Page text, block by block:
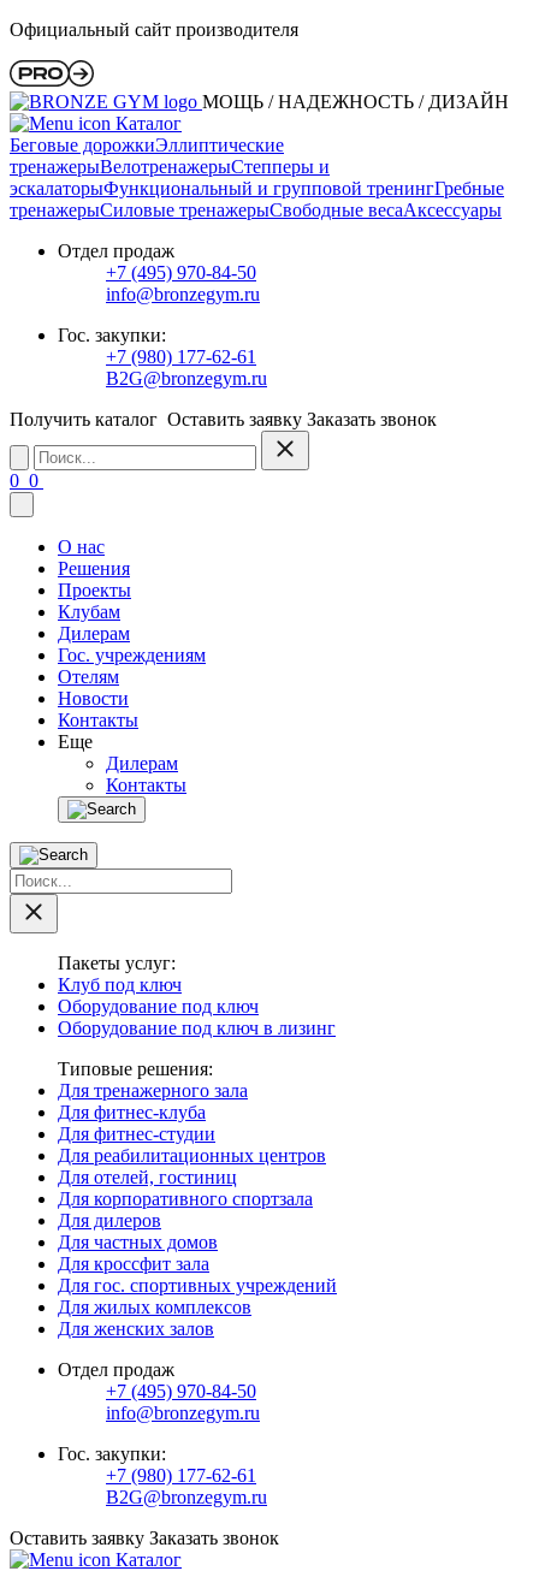
Официальный сайт производителя
МОЩЬ / НАДЕЖНОСТЬ / ДИЗАЙН
Каталог
Беговые дорожкиЭллиптические
тренажерыВелотренажерыСтепперы и
эскалаторыФункциональный и групповой тренингГребные
тренажерыСиловые тренажерыСвободные весаАксессуары
Отдел продаж
+7 (495) 970-84-50
info@bronzegym.ru
Гос. закупки:
+7 (980) 177-62-61
B2G@bronzegym.ru
Получить каталог Оставить заявку Заказать звонок
0 0
О нас
Решения
Проекты
Клубам
Дилерам
Гос. учреждениям
Отелям
Новости
Контакты
Еще
Дилерам
Контакты
Пакеты услуг:
Клуб под ключ
Оборудование под ключ
Оборудование под ключ в лизинг
Типовые решения:
Для тренажерного зала
Для фитнес-клуба
Для фитнес-студии
Для реабилитационных центров
Для отелей, гостиниц
Для корпоративного спортзала
Для дилеров
Для частных домов
Для кроссфит зала
Для гос. спортивных учреждений
Для жилых комплексов
Для женских залов
Отдел продаж
+7 (495) 970-84-50
info@bronzegym.ru
Гос. закупки:
+7 (980) 177-62-61
B2G@bronzegym.ru
Оставить заявку Заказать звонок
Каталог